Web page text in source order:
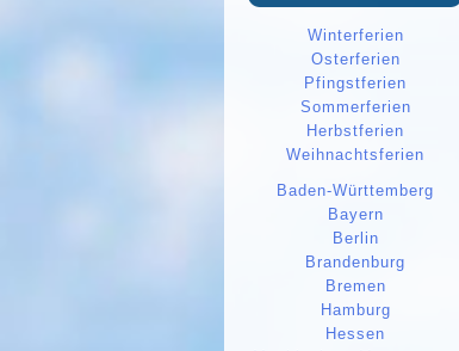
Winterferien
Osterferien
Pfingstferien
Sommerferien
Herbstferien
Weihnachtsferien
Baden-Württemberg
Bayern
Berlin
Brandenburg
Bremen
Hamburg
Hessen